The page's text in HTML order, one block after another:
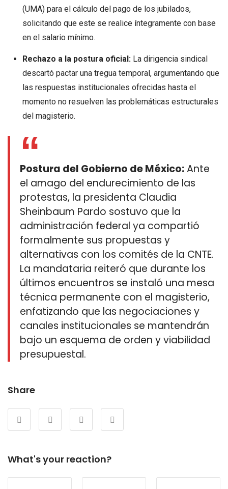
(UMA) para el cálculo del pago de los jubilados,
solicitando que este se realice íntegramente con base
en el salario mínimo.
Rechazo a la postura oficial:La dirigencia sindical
descartó pactar una tregua temporal, argumentando que
las respuestas institucionales ofrecidas hasta el
momento no resuelven las problemáticas estructurales
del magisterio.
Postura del Gobierno de México:Ante
el amago del endurecimiento de las
protestas, la presidenta Claudia
Sheinbaum Pardo sostuvo que la
administración federal ya compartió
formalmente sus propuestas y
alternativas con los comités de la CNTE.
La mandataria reiteró que durante los
últimos encuentros se instaló una mesa
técnica permanente con el magisterio,
enfatizando que las negociaciones y
canales institucionales se mantendrán
bajo un esquema de orden y viabilidad
presupuestal.
Share
What's your reaction?